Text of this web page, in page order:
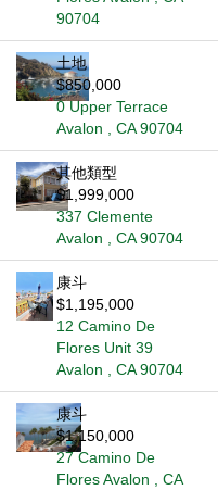
90704
土地
$850,000
0 Upper Terrace
Avalon , CA 90704
其他類型
$1,999,000
337 Clemente
Avalon , CA 90704
康斗
$1,195,000
12 Camino De
Flores Unit 39
Avalon , CA 90704
康斗
$1,150,000
27 Camino De
Flores Avalon , CA